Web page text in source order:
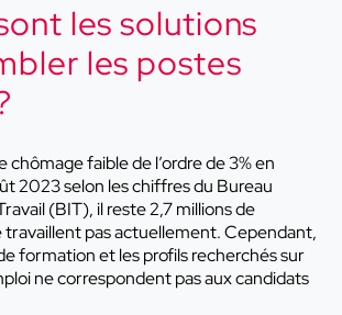
les solutions
les postes
chômage faible de l’ordre de 3% en
2023 selon les chiffres du Bureau
(BIT), il reste 2,7 millions de
travaillent pas actuellement. Cependant,
formation et les profils recherchés sur
ne correspondent pas aux candidats